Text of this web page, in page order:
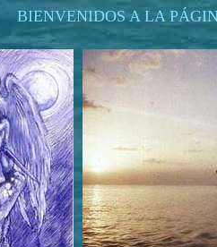
BIENVENIDOS A LA